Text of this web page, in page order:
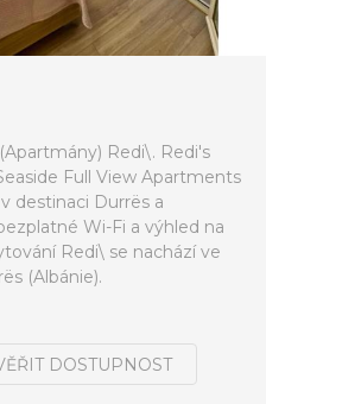
Redi\. Redi's
Full View Apartments
destinaci Durrës a
Wi-Fi a výhled na
Redi\ se nachází ve
(Albánie).
DOSTUPNOST